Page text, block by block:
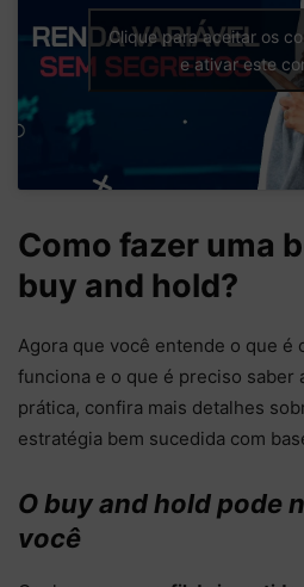
Clique para aceitar os
e ativar este
Como fazer uma
buy and hold?
Agora que você entende o que é
funciona e o que é preciso saber
prática, confira mais detalhes
estratégia bem sucedida com
O buy and hold pode
você